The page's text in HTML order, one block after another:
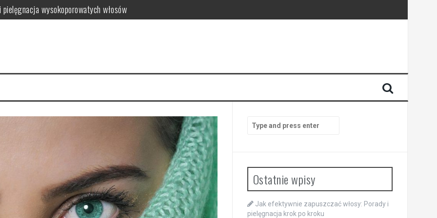
wysokoporowatych włosów
dla skóry
farbowaniu?
pielęgnacja krok po kroku
for:
Ostatnie wpisy
Jak efektywnie zapuszczać włosy: Porady i
pielęgnacja krok po kroku